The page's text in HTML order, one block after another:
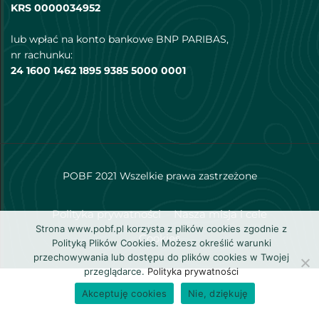
KRS 0000034952
lub wpłać na konto bankowe BNP PARIBAS,
nr rachunku:
24 1600 1462 1895 9385 5000 0001
POBF 2021 Wszelkie prawa zastrzeżone
Polityka prywatności
Nasza misja i cele
Cookies
Strona www.pobf.pl korzysta z plików cookies zgodnie z
Polityką Plików Cookies. Możesz określić warunki
przechowywania lub dostępu do plików cookies w Twojej
przeglądarce.Polityka prywatności
Akceptuję cookies
Nie, dziękuję